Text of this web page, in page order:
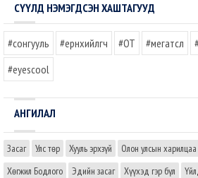
СҮҮЛД НЭМЭГДСЭН ХАШТАГУУД
#сонгууль #ерөнхийлөгч #OT #мегатөсөл
#eyescool
АНГИЛАЛ
Засаг Улс төр Хууль эрхзүй Олон улсын харилцаа
Хөгжил Бодлого
Эдийн засаг Хүүхэд гэр бүл